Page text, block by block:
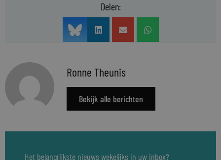
Delen:
Ronne Theunis
Bekijk alle berichten
Het belangrijkste nieuws wekelijks in uw inbox?